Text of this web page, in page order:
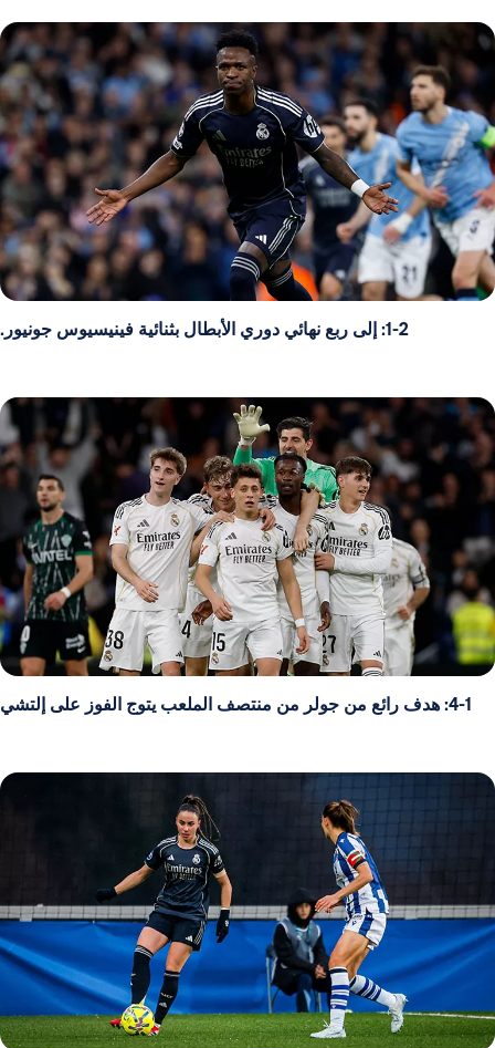
1-2: إلى ربع نهائي دوري الأبطال بثنائية فينيسيوس جونيور.
4-1: هدف رائع من جولر من منتصف الملعب يتوج الفوز على إلتشي